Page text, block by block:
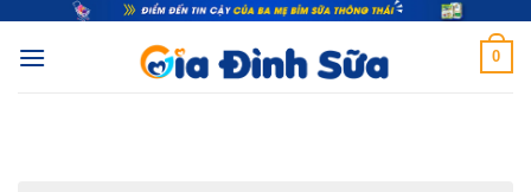
content
0